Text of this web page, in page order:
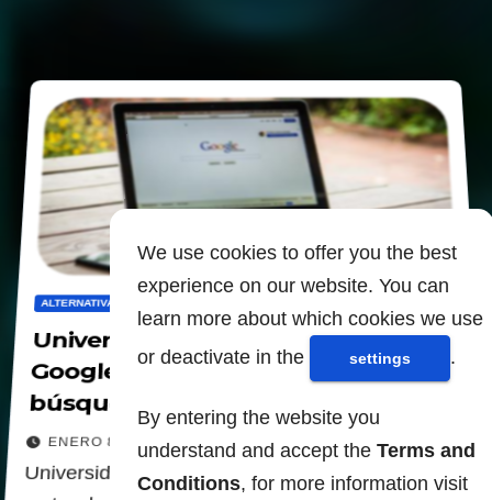
We use cookies to offer you the best
experience on our website. You can
learn more about which cookies we use
or deactivate in the
settings .
By entering the website you
understand and accept the Terms and
Conditions, for more information visit
ALTERNATIVAS
Universidad de Zúrich revela
Google es el peor motor de
búsqueda, muy censurado
ENERO 8, 2022
Universidad de Zúrich revela Google es el peor